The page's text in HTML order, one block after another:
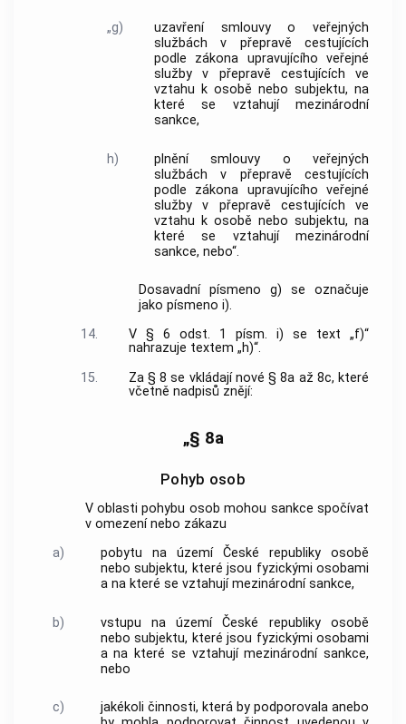
„g)
uzavření smlouvy o veřejných
službách v přepravě cestujících
podle zákona upravujícího veřejné
služby v přepravě cestujících ve
vztahu k osobě nebo subjektu, na
které se vztahují mezinárodní
sankce,
h)
plnění smlouvy o veřejných
službách v přepravě cestujících
podle zákona upravujícího veřejné
služby v přepravě cestujících ve
vztahu k osobě nebo subjektu, na
které se vztahují mezinárodní
sankce, nebo“.
Dosavadní písmeno g) se označuje
jako písmeno i).
14.
V § 6 odst. 1 písm. i) se text „f)“
nahrazuje textem „h)“.
15.
Za § 8 se vkládají nové § 8a až 8c, které
včetně nadpisů znějí:
„§ 8a
Pohyb osob
V oblasti pohybu osob mohou sankce spočívat
v omezení nebo zákazu
a)
pobytu na území České republiky osobě
nebo subjektu, které jsou fyzickými osobami
a na které se vztahují mezinárodní sankce,
b)
vstupu na území České republiky osobě
nebo subjektu, které jsou fyzickými osobami
a na které se vztahují mezinárodní sankce,
nebo
c)
jakékoli činnosti, která by podporovala anebo